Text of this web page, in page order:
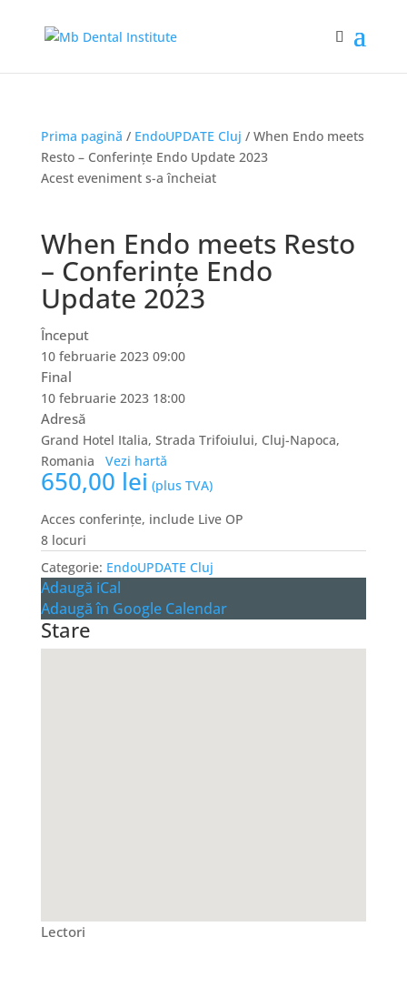
Prima pagină / EndoUPDATE Cluj / When Endo meets
Resto – Conferințe Endo Update 2023
Acest eveniment s-a încheiat
When Endo meets Resto
– Conferințe Endo
Update 2023
Început
10 februarie 2023 09:00
Final
10 februarie 2023 18:00
Adresă
Grand Hotel Italia, Strada Trifoiului, Cluj-Napoca,
Romania Vezi hartă
650,00 lei (plus TVA)
Acces conferințe, include Live OP
8 locuri
Categorie: EndoUPDATE Cluj
Adaugă iCal
Adaugă în Google Calendar
Stare
Lectori